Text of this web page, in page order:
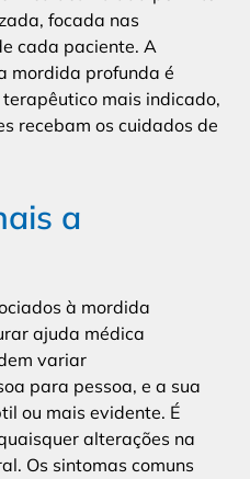
focada nas
cada paciente. A
mordida profunda é
mais indicado,
recebam os cuidados de
a
à mordida
ajuda médica
variar
para pessoa, e a sua
ou mais evidente. É
alterações na
Os sintomas comuns